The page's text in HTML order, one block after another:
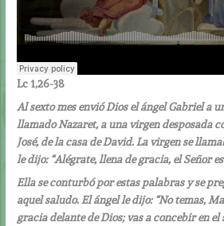
Lc 1,26-38
Al sexto mes envió Dios el ángel Gabriel a
llamado Nazaret, a una virgen desposada
José, de la casa de David. La virgen se
le dijo: “Alégrate, llena de gracia, el Señor
Ella se conturbó por estas palabras y se
aquel saludo. El ángel le dijo: “No temas,
gracia delante de Dios; vas a concebir en el